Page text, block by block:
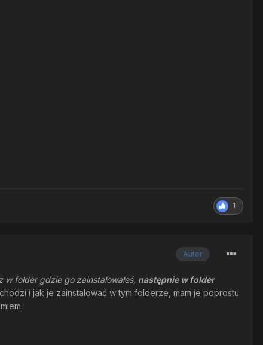
1
Autor
folder gdzie go zainstalowałeś, następnie w folder
i jak je zainstalować w tym folderze, mam je poprostu